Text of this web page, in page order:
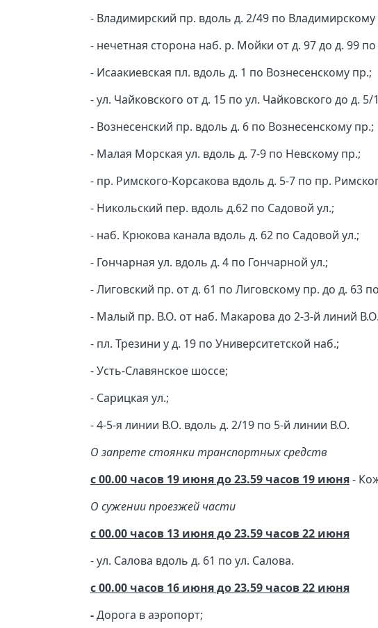
- Владимирский пр. вдоль д. 2/49 по Владимирскому
- нечетная сторона наб. р. Мойки от д. 97 до д. 99
- Исаакиевская пл. вдоль д. 1 по Вознесенскому пр.;
- ул. Чайковского от д. 15 по ул. Чайковского до д.
- Вознесенский пр. вдоль д. 6 по Вознесенскому пр.;
- Малая Морская ул. вдоль д. 7-9 по Невскому пр.;
- пр. Римского-Корсакова вдоль д. 5-7 по пр.
- Никольский пер. вдоль д.62 по Садовой ул.;
- наб. Крюкова канала вдоль д. 62 по Садовой ул.;
- Гончарная ул. вдоль д. 4 по Гончарной ул.;
- Лиговский пр. от д. 61 по Лиговскому пр. до д. 63
- Малый пр. В.О. от наб. Макарова до 2-3-й линий
- пл. Трезини у д. 19 по Университетской наб.;
- Усть-Славянское шоссе;
- Сарицкая ул.;
- 4-5-я линии В.О. вдоль д. 2/19 по 5-й линии В.О.
О запрете стоянки транспортных средств
с 00.00 часов 19 июня до 23.59 часов 19 июня-
О сужении проезжей части
с 00.00 часов 13 июня до 23.59 часов 22 июня
- ул. Салова вдоль д. 61 по ул. Салова.
с 00.00 часов 16 июня до 23.59 часов 22 июня
-Дорога в аэропорт;